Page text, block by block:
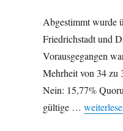
Abgestimmt wurde
Friedrichstadt und
Vorausgegangen
Mehrheit von 34 zu
Nein: 15,77%
gültige …